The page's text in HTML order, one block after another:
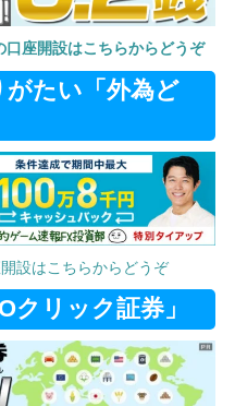
座開設はこちらからどうぞ
がたい「外為ど
設はこちらからどうぞ
クリック証券」